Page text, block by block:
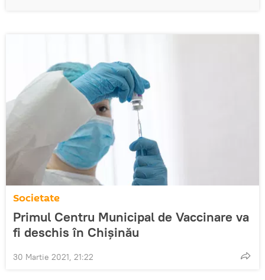
Societate
Primul Centru Municipal de Vaccinare va
fi deschis în Chișinău
30 Martie 2021, 21:22